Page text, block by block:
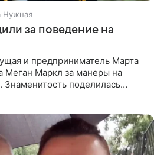
Нужная
за поведение на
и предприниматель Марта
Меган Маркл за манеры на
Знаменитость поделилась